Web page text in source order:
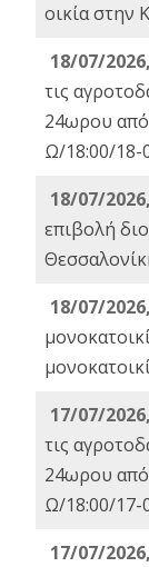
οικία στην
18/07/
τις
24ωρου
Ω/18:00/18-
18/07/
επιβολή
18/07/
17/07/
τις
24ωρου
Ω/18:00/17-
17/07/